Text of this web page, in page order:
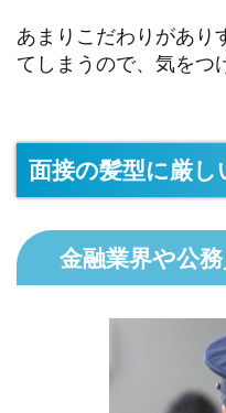
あまりこだわりがあり
てしまうので、気をつ
面接の髪型に厳し
金融業界や公務